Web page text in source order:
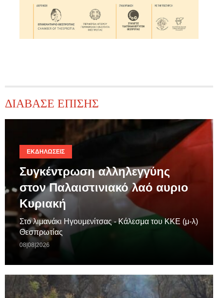
ΔΙΑΒΑΣΕ ΕΠΙΣΗΣ
ΕΚΔΗΛΏΣΕΙΣ
Συγκέντρωση αλληλεγγύης
στον Παλαιστινιακό λαό αυριο
Κυριακή
Στο λιμανάκι Ηγουμενίτσας - Κάλεσμα του ΚΚΕ (μ-λ)
Θεσπρωτίας
08|08|2026